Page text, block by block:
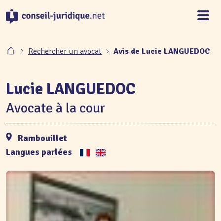
Rechercher un avocat Avis de Lucie LANGUEDOC
Lucie LANGUEDOC
Avocate à la cour
Rambouillet
Langues parlées